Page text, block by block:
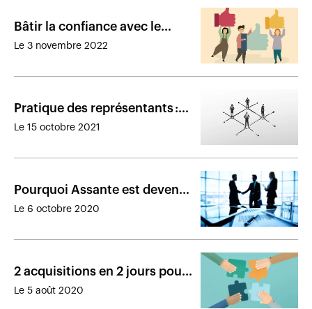
Bâtir la confiance avec le
client : restez vous-même et
Le 3 novembre 2022
Pratique des représentants :
l’Autorité nomme quatre
Le 15 octobre 2021
Pourquoi Assante est devenu
actionnaire de l’un de ses
Le 6 octobre 2020
2 acquisitions en 2 jours pour
Financière CI
Le 5 août 2020